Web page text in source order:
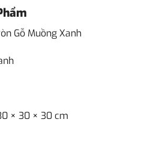
Gỗ Muồng Xanh
× 30 × 30 cm